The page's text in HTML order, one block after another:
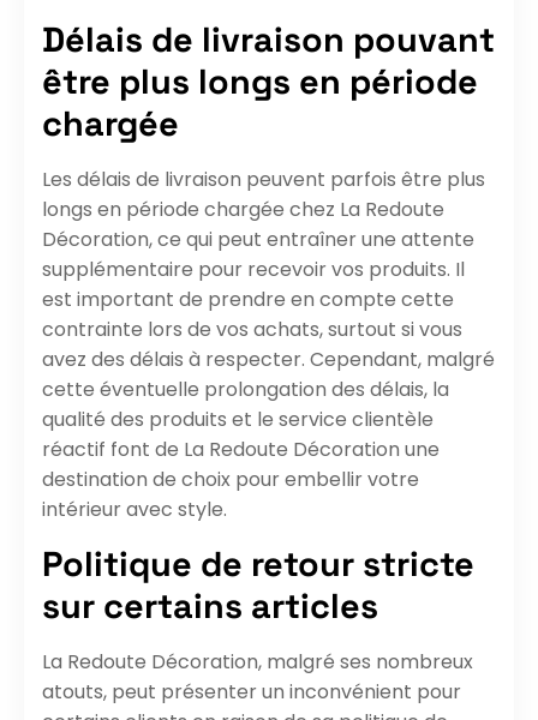
Délais de livraison pouvant
être plus longs en période
chargée
Les délais de livraison peuvent parfois être plus
longs en période chargée chez La Redoute
Décoration, ce qui peut entraîner une attente
supplémentaire pour recevoir vos produits. Il
est important de prendre en compte cette
contrainte lors de vos achats, surtout si vous
avez des délais à respecter. Cependant, malgré
cette éventuelle prolongation des délais, la
qualité des produits et le service clientèle
réactif font de La Redoute Décoration une
destination de choix pour embellir votre
intérieur avec style.
Politique de retour stricte
sur certains articles
La Redoute Décoration, malgré ses nombreux
atouts, peut présenter un inconvénient pour